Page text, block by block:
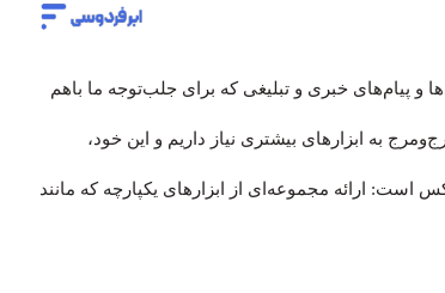
و پیام‌های خبری و تبلیغی که برای جلب‌توجه ما باهم
به ابزارهای بیشتری نیاز داریم و این خود،
است: ارائه مجموعه‌ای از ابزارهای یکپارچه که مانند